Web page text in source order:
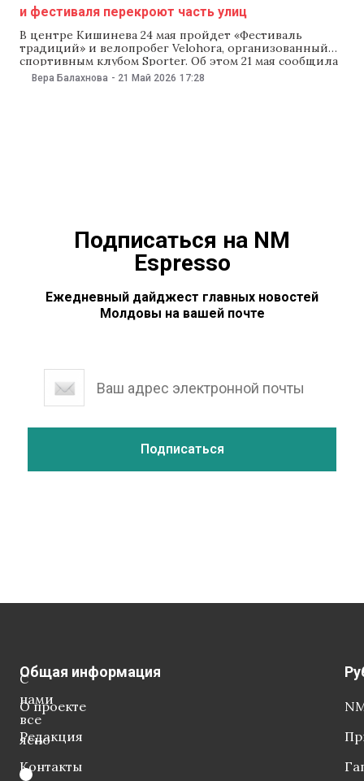
и фестиваля перекроют часть улиц
В центре Кишинева 24 мая пройдет «Фестиваль
традиций» и велопробег Velohora, организованный
спортивным клубом Sporter. Об этом 21 мая сообщила
мэрия столицы, предупредив, что, в связи с
организацией массовых мероприятий, некоторые
Вера Балахнова - 21 Май 2026 17:28
Подписаться на NM
Espresso
Ежедневный дайджест главных новостей
Молдовы на вашей почте
С
нами
все
ясно
Общая информация
О проекте
Редакция
Контакты